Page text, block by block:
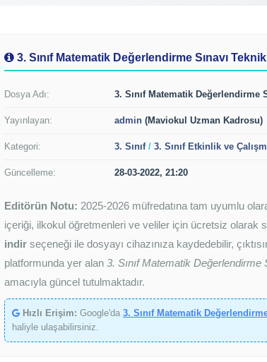
3. Sınıf Matematik Değerlendirme Sınavı
Dosya Adı: 3. Sınıf Matematik Değerlendirme
Yayınlayan: admin (Maviokul Uzman Kadrosu)
Kategori: 3. Sınıf/ 3. Sınıf Etkinlik ve
Güncelleme: 28-03-2022, 21:20
Editörün Notu: 2025-2026 müfredatına tam uyumlu
içeriği, ilkokul öğretmenleri ve veliler için ücretsiz olarak
indir seçeneği ile dosyayı cihazınıza kaydedebilir,
platformunda yer alan 3. Sınıf Matematik Değerlendirme
amacıyla güncel tutulmaktadır.
Hızlı Erişim: Google'da 3. Sınıf Matematik
haliyle ulaşabilirsiniz.